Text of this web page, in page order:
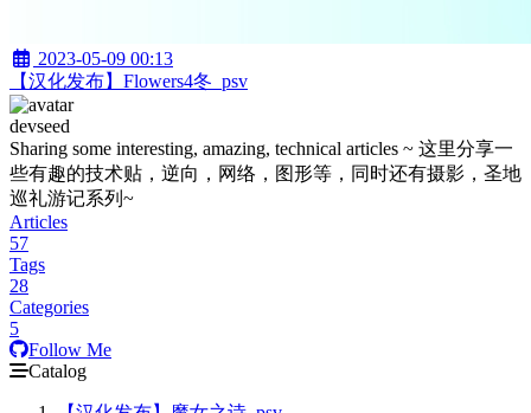
2023-05-09 00:13
【汉化发布】Flowers4冬_psv
devseed
Sharing some interesting, amazing, technical articles ~ 这里分享一
些有趣的技术贴，逆向，网络，图形等，同时还有摄影，圣地
巡礼游记系列~
Articles
57
Tags
28
Categories
5
Follow Me
Catalog